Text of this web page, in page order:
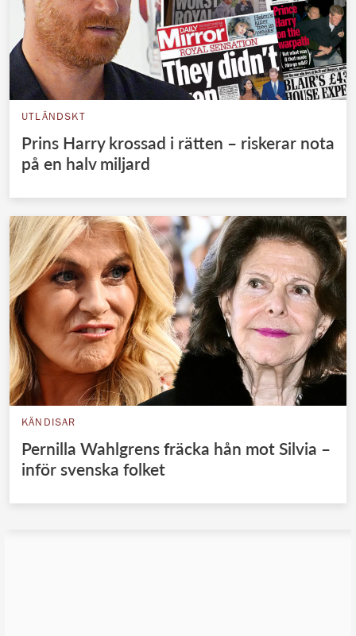
UTLÄNDSKT
Prins Harry krossad i rätten – riskerar nota
på en halv miljard
KÄNDISAR
Pernilla Wahlgrens fräcka hån mot Silvia –
inför svenska folket